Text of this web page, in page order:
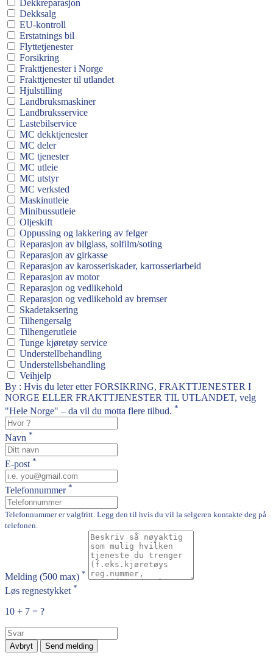
Dekkreparasjon
Dekksalg
EU-kontroll
Erstatnings bil
Flyttetjenester
Forsikring
Frakttjenester i Norge
Frakttjenester til utlandet
Hjulstilling
Landbruksmaskiner
Landbruksservice
Lastebilservice
MC dekktjenester
MC deler
MC tjenester
MC utleie
MC utstyr
MC verksted
Maskinutleie
Minibussutleie
Oljeskift
Oppussing og lakkering av felger
Reparasjon av bilglass, solfilm/soting
Reparasjon av girkasse
Reparasjon av karosseriskader, karrosseriarbeid
Reparasjon av motor
Reparasjon og vedlikehold
Reparasjon og vedlikehold av bremser
Skadetaksering
Tilhengersalg
Tilhengerutleie
Tunge kjøretøy service
Understellbehandling
Understellsbehandling
Veihjelp
By : Hvis du leter etter FORSIKRING, FRAKTTJENESTER I
NORGE ELLER FRAKTTJENESTER TIL UTLANDET, velg
"Hele Norge" – da vil du motta flere tilbud. *
Navn *
E-post *
Telefonnummer *
Telefonnummer er valgfritt. Legg den til hvis du vil la selgeren kontakte deg på
telefonen.
Melding (500 max) *
Løs regnestykket *
10 + 7 = ?
Avbryt Send melding